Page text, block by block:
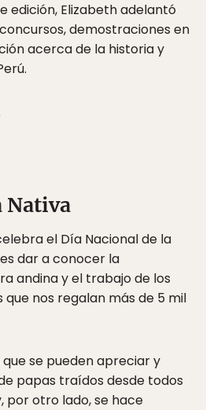
edición, Elizabeth adelantó
demostraciones en
acerca de la historia y
Nativa
el Día Nacional de la
dar a conocer la
andina y el trabajo de los
nos regalan más de 5 mil
se pueden apreciar y
papas traídos desde todos
por otro lado, se hace